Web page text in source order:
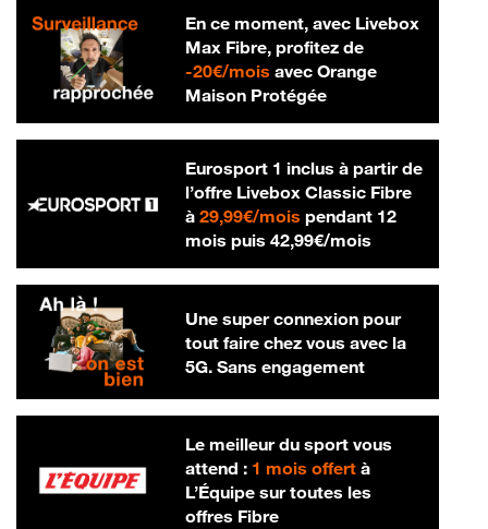
En ce moment, avec Livebox
Max Fibre, profitez de
-20€/mois20 € par mois
avec Orange
Maison Protégée
Eurosport 1 inclus à partir de
l’offre Livebox Classic Fibre
à 29,99€/mois29,99 € par mois
pendant 12
mois puis 42,99€/mois42,99 € par
Une super connexion pour
tout faire chez vous avec la
5G. Sans engagement
Le meilleur du sport vous
attend : 1 mois offertà
L’Équipe sur toutes les
offres Fibre